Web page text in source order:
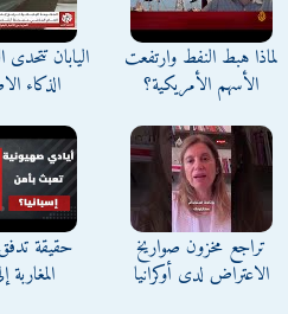
لماذا هبط النفط وارتفعت
الأسهم الأمريكية؟
اليابان
الذكاء
تراجع مخزون صواريخ
الاعتراض لدى أوكرانيا
حقيقة